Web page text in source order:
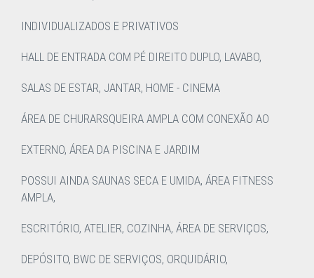
INDIVIDUALIZADOS E PRIVATIVOS
HALL DE ENTRADA COM PÉ DIREITO DUPLO, LAVABO,
SALAS DE ESTAR, JANTAR, HOME - CINEMA
ÁREA DE CHURARSQUEIRA AMPLA COM CONEXÃO AO
EXTERNO, ÁREA DA PISCINA E JARDIM
POSSUI AINDA SAUNAS SECA E UMIDA, ÁREA FITNESS
AMPLA,
ESCRITÓRIO, ATELIER, COZINHA, ÁREA DE SERVIÇOS,
DEPÓSITO, BWC DE SERVIÇOS, ORQUIDÁRIO,